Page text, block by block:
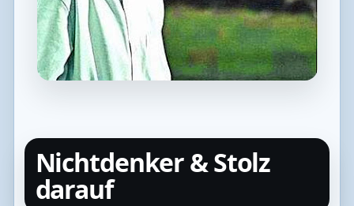
Nichtdenker & Stolz
darauf